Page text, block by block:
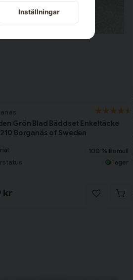
Grön Blad Bäddset Enkeltäcke
Borganäs of Sweden
100 % Bomull
I lager
kr
Inställningar